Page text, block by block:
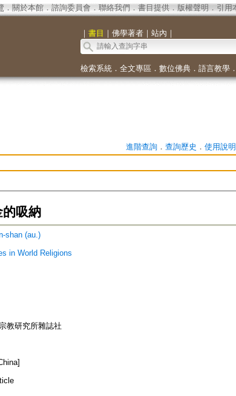
． 關於本館． 諮詢委員會． 聯絡我們 ． 書目提供． 版權聲明 ． 引用
｜ 書目 ｜ 佛學著者｜ 站內 ｜
檢索系統． 全文專區 ． 數位佛典． 語言教學．
進階查詢． 查詢歷史 ． 使用說明
吸納
shan (au.)
in World Religions
教研究所雜誌社